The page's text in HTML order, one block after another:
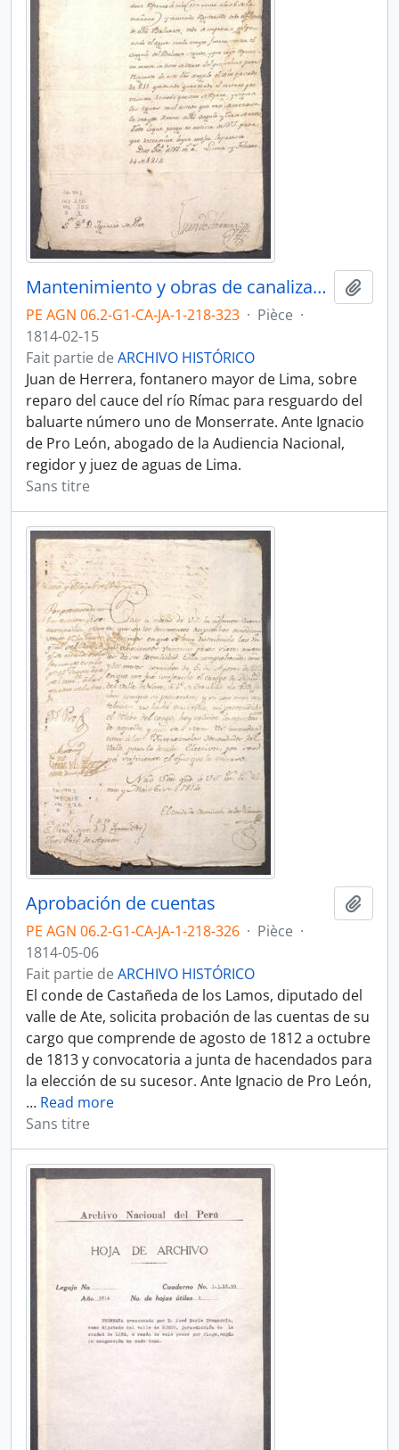
Mantenimiento y obras de canalización
PE AGN 06.2-G1-CA-JA-1-218-323 · Pièce ·
1814-02-15
Fait partie de ARCHIVO HISTÓRICO
Juan de Herrera, fontanero mayor de Lima, sobre
reparo del cauce del río Rímac para resguardo del
baluarte número uno de Monserrate. Ante Ignacio
de Pro León, abogado de la Audiencia Nacional,
regidor y juez de aguas de Lima.
Sans titre
Aprobación de cuentas
PE AGN 06.2-G1-CA-JA-1-218-326 · Pièce ·
1814-05-06
Fait partie de ARCHIVO HISTÓRICO
El conde de Castañeda de los Lamos, diputado del
valle de Ate, solicita probación de las cuentas de su
cargo que comprende de agosto de 1812 a octubre
de 1813 y convocatoria a junta de hacendados para
la elección de su sucesor. Ante Ignacio de Pro León,
… Read more
Sans titre